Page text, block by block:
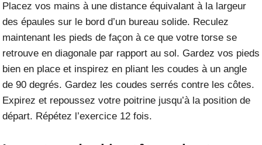
Placez vos mains à une distance équivalant à la largeur
des épaules sur le bord d’un bureau solide. Reculez
maintenant les pieds de façon à ce que votre torse se
retrouve en diagonale par rapport au sol. Gardez vos pieds
bien en place et inspirez en pliant les coudes à un angle
de 90 degrés. Gardez les coudes serrés contre les côtes.
Expirez et repoussez votre poitrine jusqu’à la position de
départ. Répétez l’exercice 12 fois.